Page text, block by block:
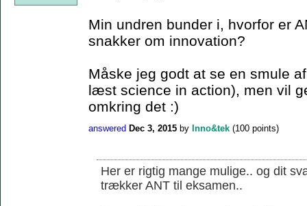
Min undren bunder i, hvorfor er
snakker om innovation?
Måske jeg godt at se en smule
læst science in action), men vil
omkring det :)
answered Dec 3, 2015 by Inno&tek (100 points)
Her er rigtig mange mulige.. og dit
trækker ANT til eksamen..